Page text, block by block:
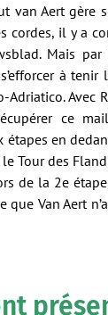
van Aert
cordes, il y a
Mais
à
Avec
ce
en
Tour des
de la 2e
Van Aert